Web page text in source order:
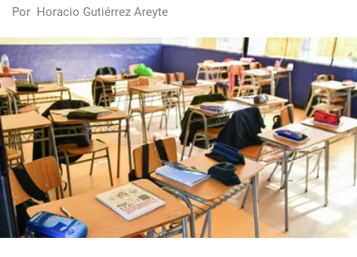
Por Horacio Gutiérrez Areyte